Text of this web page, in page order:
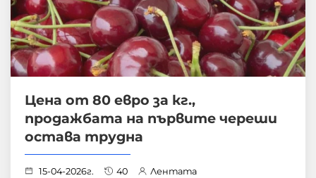
Цена от 80 евро за кг.,
продажбата на първите череши
остава трудна
15-04-2026г. 40 Лентата